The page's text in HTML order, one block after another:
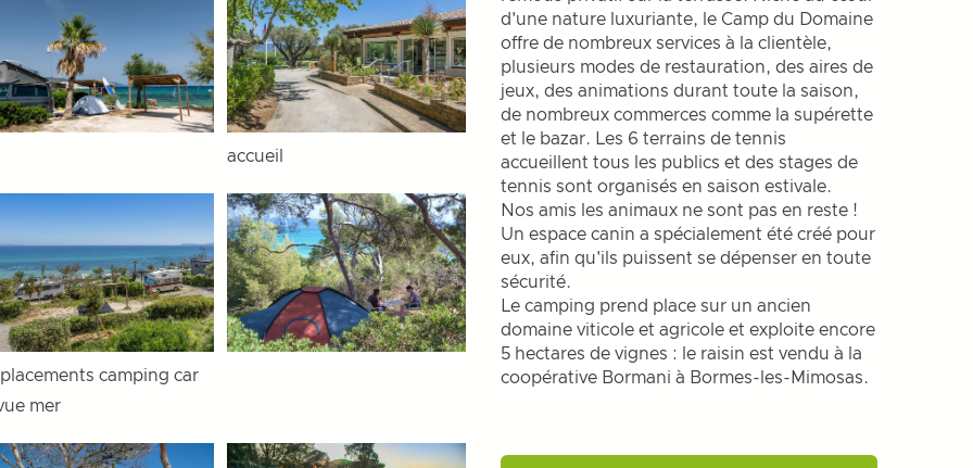
accueil
camping car
mer
d'une nature luxuriante, le Camp du Domaine
offre de nombreux services à la clientèle,
plusieurs modes de restauration, des aires de
jeux, des animations durant toute la saison,
de nombreux commerces comme la supérette
et le bazar. Les 6 terrains de tennis
accueillent tous les publics et des stages de
tennis sont organisés en saison estivale.
Nos amis les animaux ne sont pas en reste !
Un espace canin a spécialement été créé pour
eux, afin qu'ils puissent se dépenser en toute
sécurité.
Le camping prend place sur un ancien
domaine viticole et agricole et exploite encore
5 hectares de vignes : le raisin est vendu à la
coopérative Bormani à Bormes-les-Mimosas.